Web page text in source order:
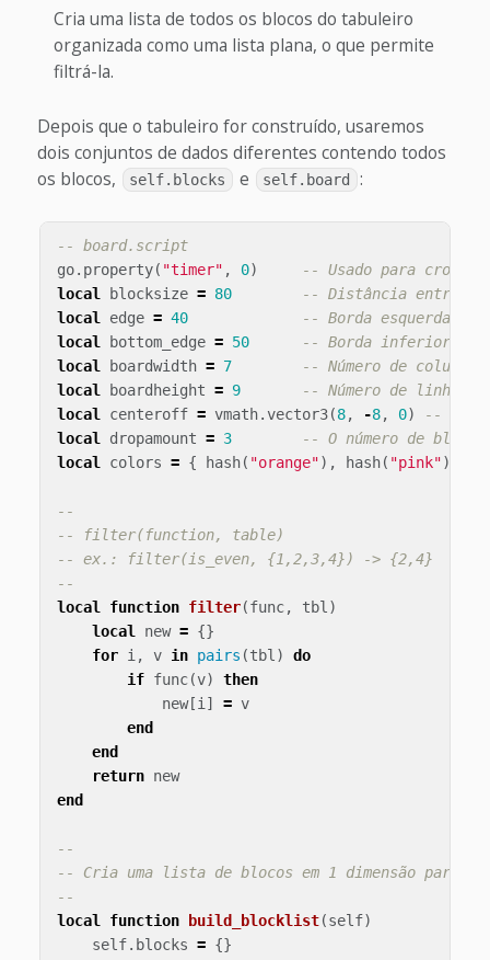
Cria uma lista de todos os blocos do tabuleiro
organizada como uma lista plana, o que permite
filtrá-la.
Depois que o tabuleiro for construído, usaremos
dois conjuntos de dados diferentes contendo todos
os blocos,
self.blocks e self.board :
-- board.script
go. property( "timer" , 0)
-- Usado para
local
blocksize = 80
-- Distância entre os
local edge = 40
-- Borda esquerda e
local
bottom_edge = 50
-- Borda inferior.
local
boardwidth = 7
-- Número de colunas
local
boardheight = 9
-- Número de linhas
local centeroff = vmath.vector3(8, -8, 0)
--
local dropamount = 3
-- O número de
local colors = { hash( "orange"), hash( "pink"),
--
-- filter(function, table)
-- ex.: filter(is_even, {1,2,3,4}) -> {2,4}
--
local function filter(func, tbl)
local new = {}
for i, v in pairs (tbl)
do
if func(v)
then
new[i] = v
end
end
return new
end
--
-- Cria uma lista de blocos em 1 dimensão para
--
local function build_blocklist(self)
self. blocks = {}